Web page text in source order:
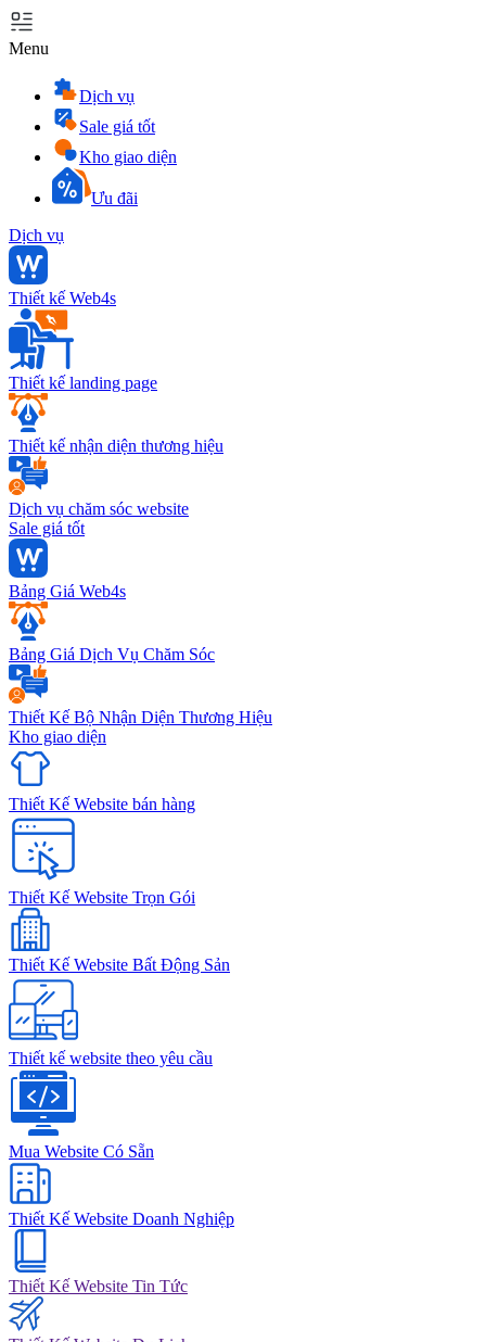
Menu
Dịch vụ
Sale giá tốt
Kho giao diện
Ưu đãi
Dịch vụ
Thiết kế Web4s
Thiết kế landing page
Thiết kế nhận diện thương hiệu
Dịch vụ chăm sóc website
Sale giá tốt
Bảng Giá Web4s
Bảng Giá Dịch Vụ Chăm Sóc
Thiết Kế Bộ Nhận Diện Thương Hiệu
Kho giao diện
Thiết Kế Website bán hàng
Thiết Kế Website Trọn Gói
Thiết Kế Website Bất Động Sản
Thiết kế website theo yêu cầu
Mua Website Có Sẵn
Thiết Kế Website Doanh Nghiệp
Thiết Kế Website Tin Tức